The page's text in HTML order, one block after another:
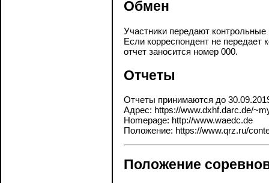
Обмен
Участники передают
Если корреспондент не передает
отчет заносится номер 000.
Отчеты
Отчеты принимаются до
Адрес: https://www.dxhf.darc.de/
Homepage: http://www.waedc.de
Положение: https://www.qrz.ru/
Положение